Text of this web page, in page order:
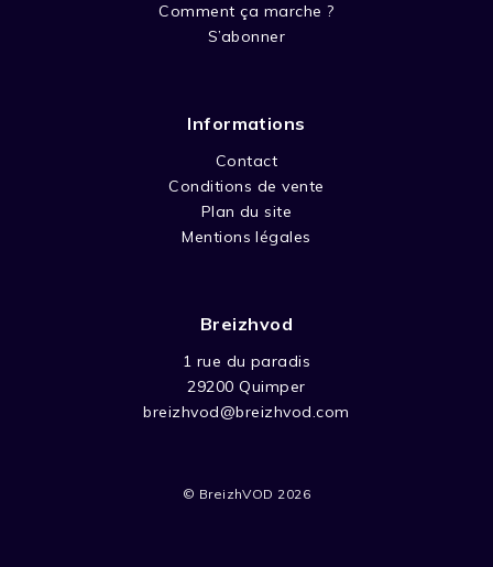
Comment ça marche ?
S’abonner
Informations
Contact
Conditions de vente
Plan du site
Mentions légales
Breizhvod
1 rue du paradis
29200 Quimper
breizhvod@breizhvod.com
© BreizhVOD 2026